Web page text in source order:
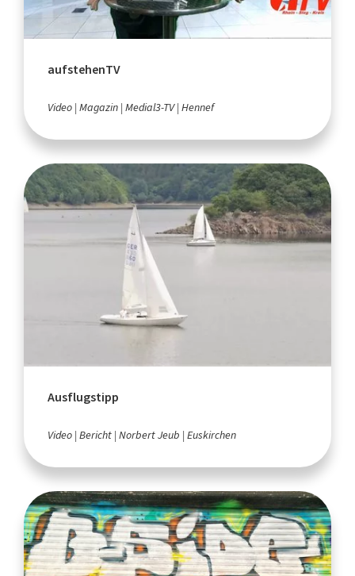
aufstehenTV
Video Magazin Medial3-TV Hennef
Ausflugstipp
Video Bericht Norbert Jeub Euskirchen